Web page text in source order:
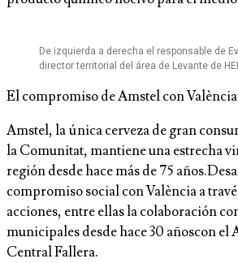
De izquierda a derecha el responsable de
director territorial del área de Levante de
El compromiso de Amstel con València
Amstel, la única cerveza de gran
la Comunitat, mantiene una estrecha
región desde hace más de 75
compromiso social con València a
acciones, entre ellas la colaboración
municipales desde hace 30 añoscon el
Central Fallera.